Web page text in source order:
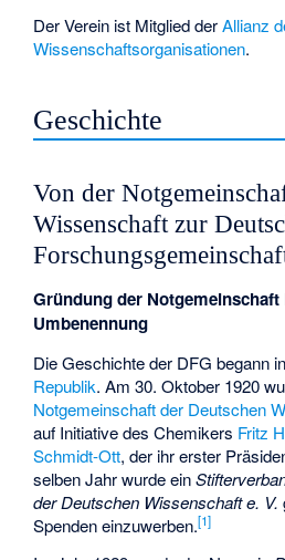
Der Verein ist Mitglied derAllianz
Wissenschaftsorganisationen.
Geschichte
Von der
Wissenschaft zur
Gründung der
Umbenennung
Die Geschichte der DFG begann
Republik. Am 30. Oktober 1920
Notgemeinschaft der Deutschen
auf Initiative des Chemikers Fritz
Schmidt-Ott, der ihr erster
selben Jahr wurde ein
der Deutschen Wissenschaft e. V.
Spenden einzuwerben.[1]